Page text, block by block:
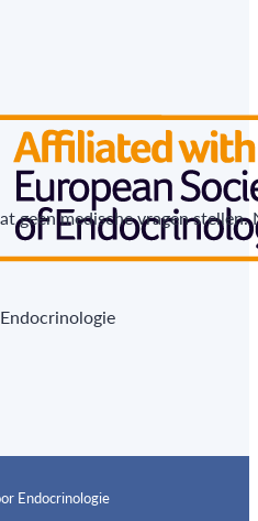
geen medische vragen
Endocrinologie